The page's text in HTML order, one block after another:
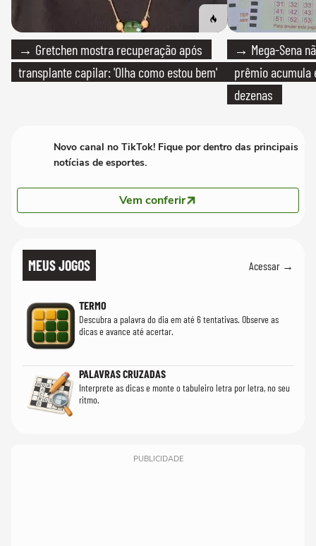
→ Gretchen mostra recuperação após
transplante capilar: 'Olha como estou bem'
→ Mega-Sena
prêmio acumula
dezenas
Novo canal no TikTok! Fique por dentro das principais
notícias de esportes.
Vem conferir
MEUS JOGOS Acessar →
TERMO
Descubra a palavra do dia em até 6 tentativas. Observe as
dicas e avance até acertar.
PALAVRAS CRUZADAS
Interprete as dicas e monte o tabuleiro letra por letra, no seu
ritmo.
PUBLICIDADE